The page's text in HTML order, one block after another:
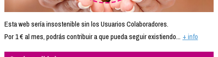
Esta web sería insostenible sin los Usuarios Colaboradores.
Por 1 € al mes, podrás contribuir a que pueda seguir existiendo... + info